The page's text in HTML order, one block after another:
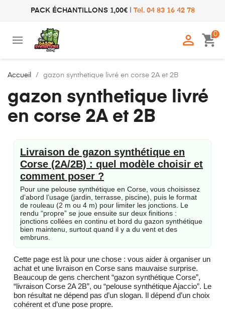
PACK ÉCHANTILLONS 1,00€| Tel. 04 83 16 42 78
 shopping_cart
0
Accueil gazon synthetique livré en corse 2A et 2B
gazon synthetique livré
en corse 2A et 2B
Livraison de gazon synthétique en
Corse (2A/2B) : quel modèle choisir et
comment poser ?
Pour une pelouse synthétique en Corse, vous choisissez
d’abord l’usage (jardin, terrasse, piscine), puis le format
de rouleau (2 m ou 4 m) pour limiter les jonctions. Le
rendu “propre” se joue ensuite sur deux finitions :
jonctions collées en continu et bord du gazon synthétique
bien maintenu, surtout quand il y a du vent et des
embruns.
Cette page est là pour une chose : vous aider à organiser un
achat et une livraison en Corse sans mauvaise surprise.
Beaucoup de gens cherchent “gazon synthétique Corse”,
“livraison Corse 2A 2B”, ou “pelouse synthétique Ajaccio”. Le
bon résultat ne dépend pas d’un slogan. Il dépend d’un choix
cohérent et d’une pose propre.